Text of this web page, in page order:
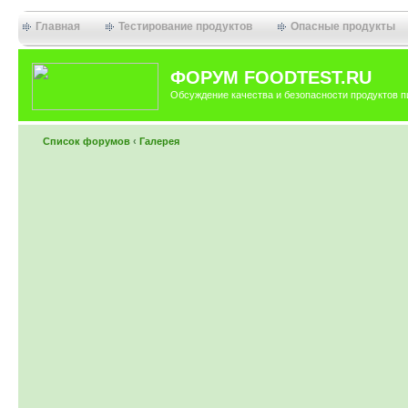
Главная Тестирование продуктов Опасные продукты
ФОРУМ FOODTEST.RU
Обсуждение качества и безопасности продуктов
Список форумов ‹ Галерея